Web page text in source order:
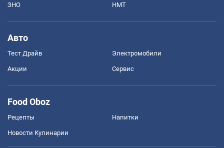
ЗНО НМТ
Авто
Тест Драйв Электромобили
Акции Сервис
Food Oboz
Рецепты Напитки
Новости Кулинарии